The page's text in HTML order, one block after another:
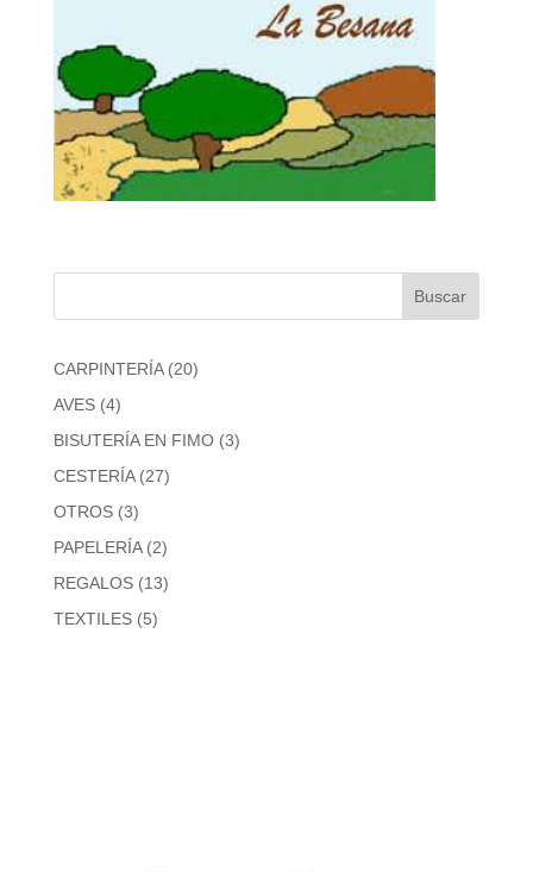
CARPINTERÍA 2020
AVES 44
productos
BISUTERÍA EN FIMO 33
CESTERÍA 2727
OTROS 33
productos
PAPELERÍA 22
productos
REGALOS 1313
TEXTILES 55